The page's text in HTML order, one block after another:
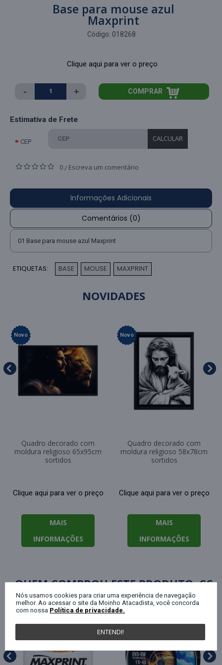
Base para mouse azul
Maxprint
Código: 018268
Clique aqui para ver o preço
- + COMPRAR
Estimativa de Frete
CEP CALCULAR
0 / Escreva um comentário
Informações Adicionais
Comentários (0)
01 Base para mouse azul Maxprint
ETIQUETAS: BASE MOUSE MAXPRINT
NOVIDADES
Novo
Quadro decorado com
moldura religioso 65x95cm
sortidos
Clique aqui para ver o preço
MAIS
INFORMAÇÕES
Novo
Quadro decorado com
moldura religioso 58x78cm
sortidos
Clique aqui para ver o preço
MAIS
INFORMAÇÕES
QUEM COMPROU ESTE PRODUTO,
Nós usamos cookies para criar uma experiência de navegação
melhor. Ao acessar o site da Moinho Atacadista, você concorda
com nossa Política de privacidade.
ENTENDI!